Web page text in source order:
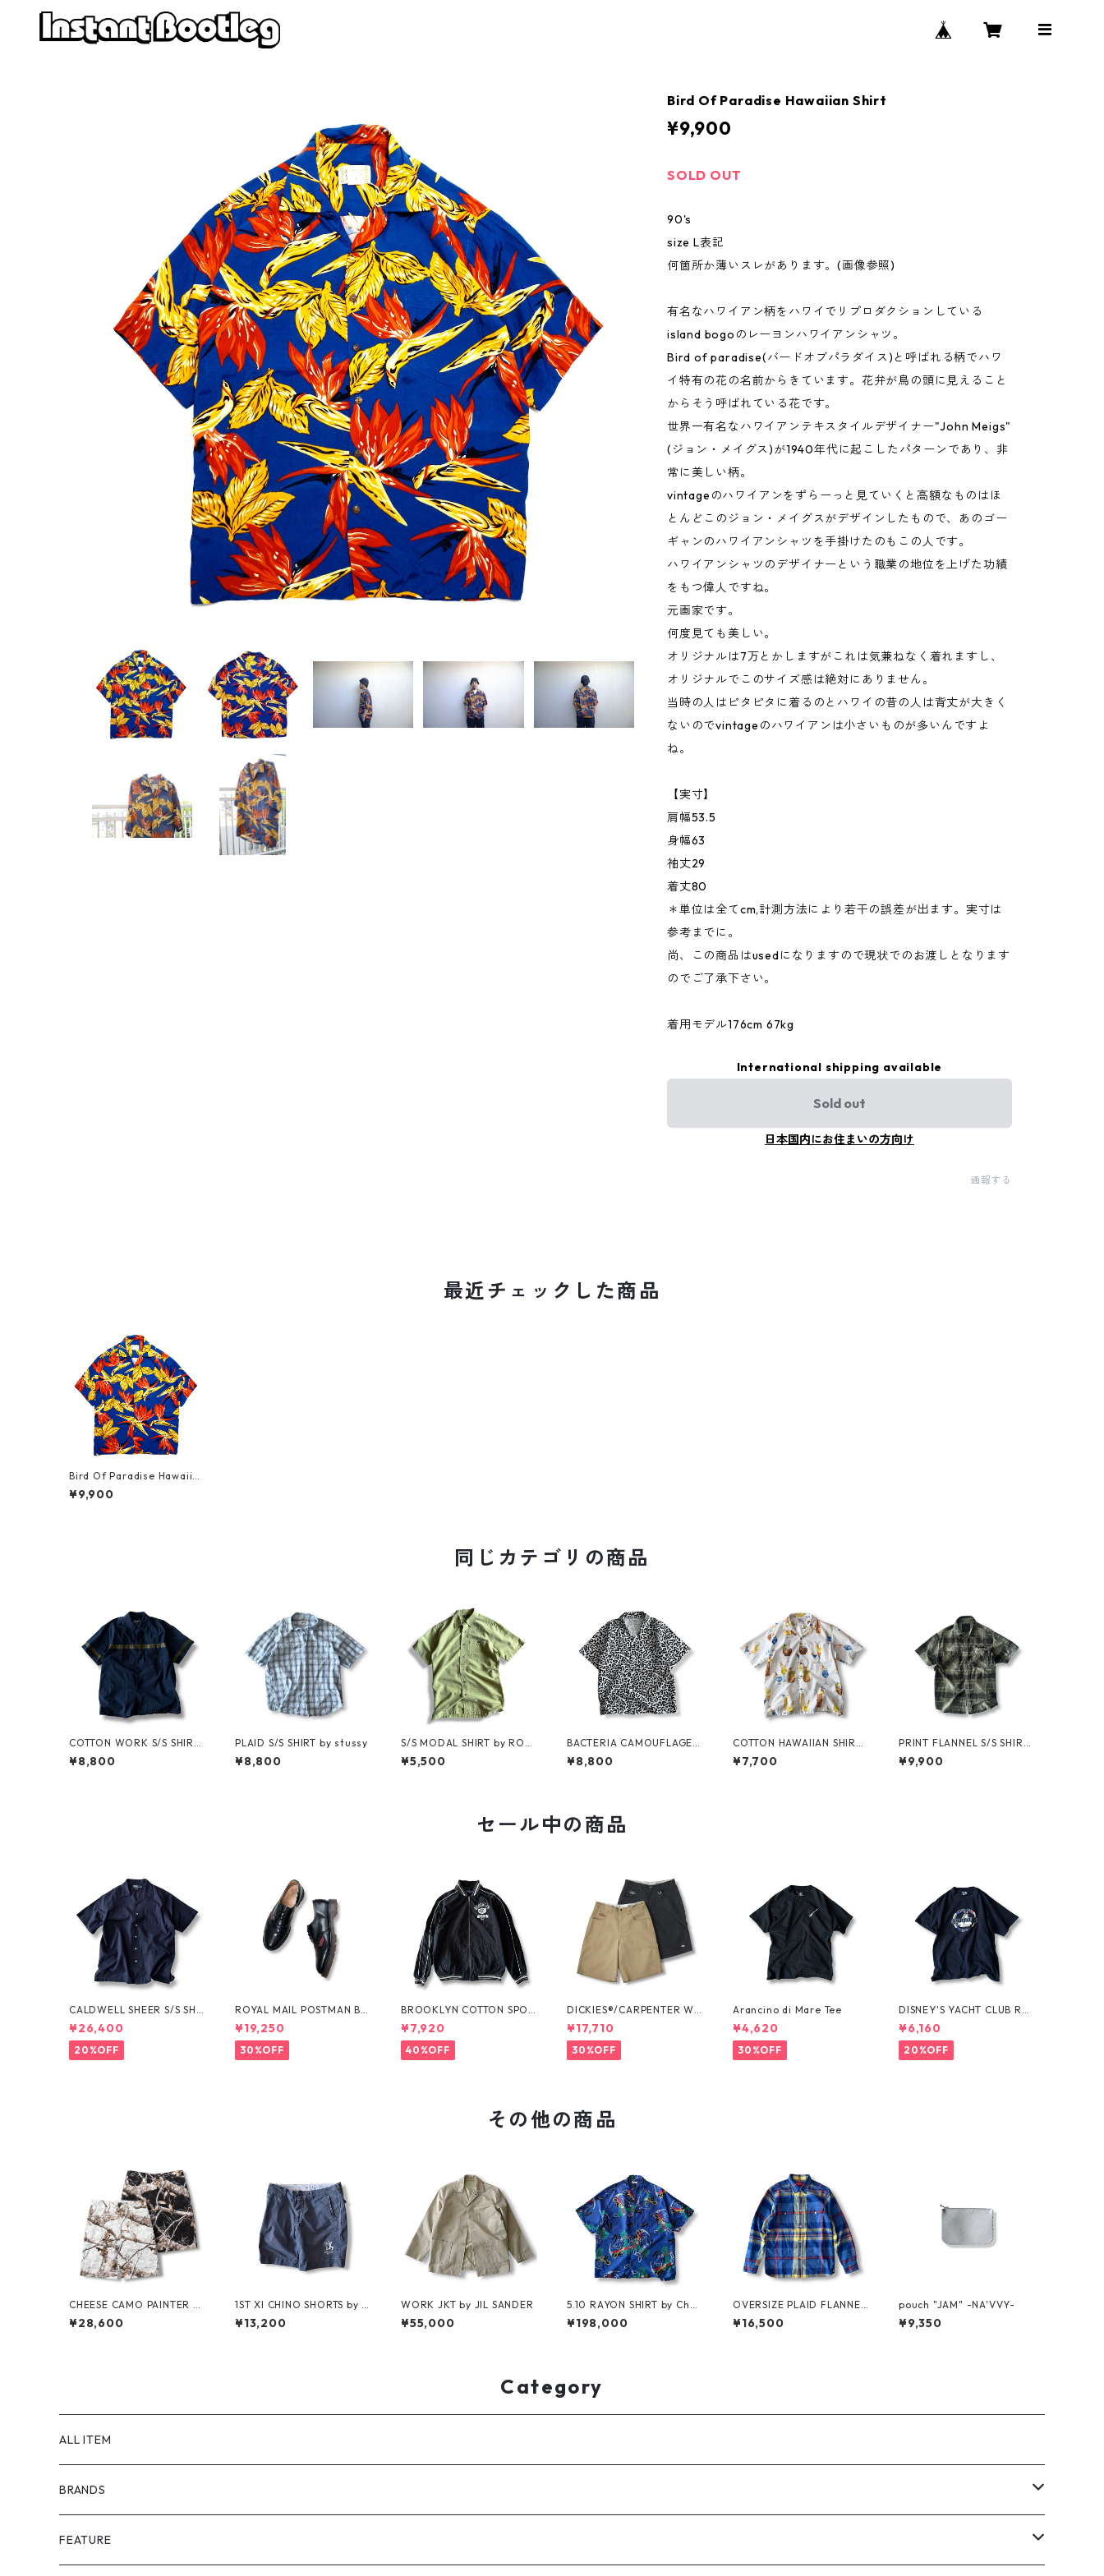
Bird Of Paradise Hawaiian Shirt
¥9,900
SOLD OUT
90's
size L表記
何箇所か薄いスレがあります。(画像参照)
有名なハワイアン柄をハワイでリプロダクションしている
island bogoのレーヨンハワイアンシャツ。
Bird of paradise(バードオブパラダイス)と呼ばれる柄でハワ
イ特有の花の名前からきています。花弁が鳥の頭に見えること
からそう呼ばれている花です。
世界一有名なハワイアンテキスタイルデザイナー"John Meigs"
(ジョン・メイグス)が1940年代に起こしたパターンであり、非
常に美しい柄。
vintageのハワイアンをずらーっと見ていくと高額なものはほ
とんどこのジョン・メイグスがデザインしたもので、あのゴー
ギャンのハワイアンシャツを手掛けたのもこの人です。
ハワイアンシャツのデザイナーという職業の地位を上げた功績
をもつ偉人ですね。
元画家です。
何度見ても美しい。
オリジナルは7万とかしますがこれは気兼ねなく着れますし、
オリジナルでこのサイズ感は絶対にありません。
当時の人はピタピタに着るのとハワイの昔の人は背丈が大きく
ないのでvintageのハワイアンは小さいものが多いんですよ
ね。
【実寸】
肩幅53.5
身幅63
袖丈29
着丈80
＊単位は全てcm,計測方法により若干の誤差が出ます。実寸は
参考までに。
尚、この商品はusedになりますので現状でのお渡しとなります
のでご了承下さい。
着用モデル176cm 67kg
International shipping available
Sold out
日本国内にお住まいの方向け
通報する
最近チェックした商品
Bird Of Paradise Hawaiian
Shirt
¥9,900
同じカテゴリの商品
COTTON WORK S/S SHIRT
by stussy
¥8,800
PLAID S/S SHIRT by stussy
¥8,800
S/S MODAL SHIRT by ROY
AL ROBBINS
¥5,500
BACTERIA CAMOUFLAGE
S/S SHIRT For KMA
¥8,800
COTTON HAWAIIAN SHIRT
by PACIFIC LEGEND
¥7,700
PRINT FLANNEL S/S SHIRT
by COREFIGHTER
¥9,900
セール中の商品
CALDWELL SHEER S/S SHI
RT by Polo Ralph Lauren
¥26,400
20%OFF
ROYAL MAIL POSTMAN BO
OTS by Dr.MARTENS
¥19,250
30%OFF
BROOKLYN COTTON SPOR
T JKT by Polo Ralph Laure
n
¥7,920
40%OFF
DICKIES®/CARPENTER WI
DE SHORTS -SEDAN ALL-P
URPOSE-
¥17,710
30%OFF
Arancino di Mare Tee
¥4,620
30%OFF
DISNEY'S YACHT CLUB RES
ORT Tee
¥6,160
20%OFF
その他の商品
CHEESE CAMO PAINTER S
HORTS by Little Yarmouth
¥28,600
1ST XI CHINO SHORTS by P
olo Ralph Lauren
¥13,200
WORK JKT by JIL SANDER
¥55,000
5.10 RAYON SHIRT by Chou
inard Equipment
¥198,000
OVERSIZE PLAID FLANNEL
SHIRT by Supreme
¥16,500
pouch "JAM" -NA'VVY-
¥9,350
Category
ALL ITEM
BRANDS
GHOST ALMOSTBLACK
FEATURE